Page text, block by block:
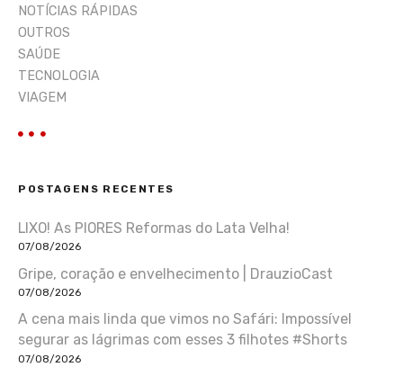
NOTÍCIAS RÁPIDAS
OUTROS
SAÚDE
TECNOLOGIA
VIAGEM
POSTAGENS RECENTES
LIXO! As PIORES Reformas do Lata Velha!
07/08/2026
Gripe, coração e envelhecimento | DrauzioCast
07/08/2026
A cena mais linda que vimos no Safári: Impossível
segurar as lágrimas com esses 3 filhotes #Shorts
07/08/2026